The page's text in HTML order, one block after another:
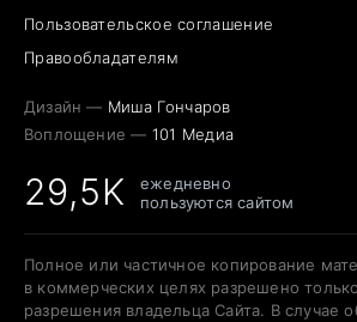
Пользовательское соглашение
Правообладателям
Дизайн — Миша Гончаров
Воплощение — 101 Медиа
29,5K
ежедневно
пользуются сайтом
Полное или частичное копирование
в коммерческих целях разрешено
разрешения владельца Сайта. В случае